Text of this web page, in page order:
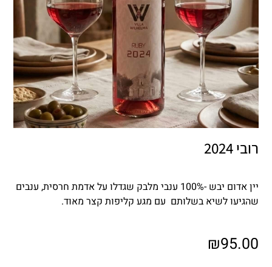
רובי 2024
יין אדום יבש -100% ענבי מלבק שגדלו על אדמת חרסית, ענבים
שהגיעו לשיא בשלותם עם מגע קליפות קצר מאוד.
₪95.00